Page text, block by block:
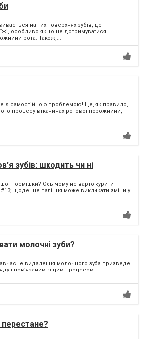
на тих поверхнях зубів, де
особливо якщо не дотримуватися
рота. Також,...
є самостійною проблемою! Це, як правило,
процесу втканинах ротової порожнини,
зубів: шкодить чи ні
посмішки? Ось чому не варто курити
щоденне паління може викликати зміни у
молочні зуби?
видалення молочного зуба призведе
і повʼязаним із цим процесом...